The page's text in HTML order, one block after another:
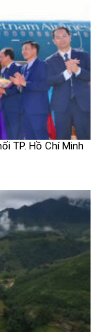
TP. Hồ Chí Minh